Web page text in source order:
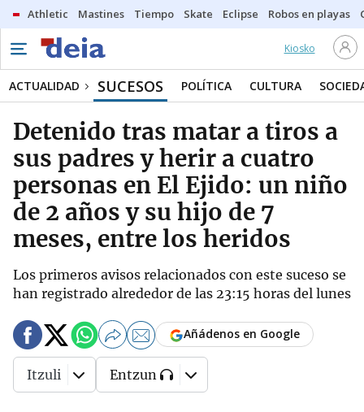
Athletic Mastines Tiempo Skate Eclipse Robos en playas
Kiosko
ACTUALIDAD SUCESOS POLÍTICA CULTURA
Detenido tras matar a tiros a
sus padres y herir a cuatro
personas en El Ejido: un niño
de 2 años y su hijo de 7
meses, entre los heridos
Los primeros avisos relacionados con este suceso se
han registrado alrededor de las 23:15 horas del lunes
Añádenos en Google
Itzuli Entzun